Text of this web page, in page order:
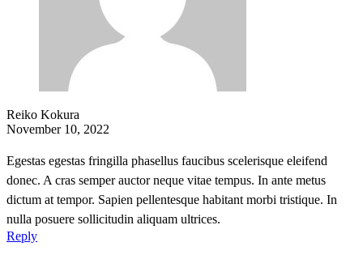
Reiko Kokura
November 10, 2022
Egestas egestas fringilla phasellus faucibus scelerisque eleifend
donec. A cras semper auctor neque vitae tempus. In ante metus
dictum at tempor. Sapien pellentesque habitant morbi tristique. In
nulla posuere sollicitudin aliquam ultrices.
Reply